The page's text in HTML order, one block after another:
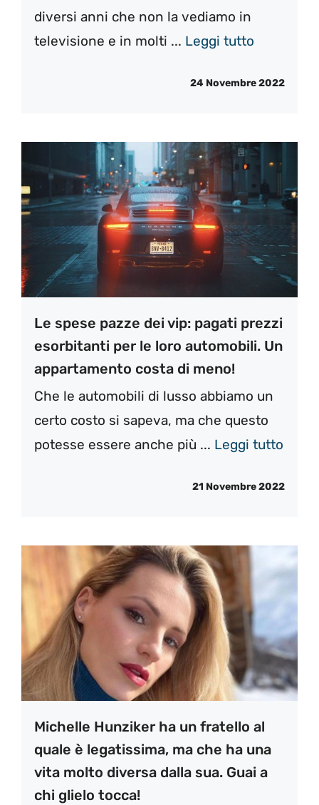
diversi anni che non la vediamo in
televisione e in molti ... Leggi tutto
24 Novembre 2022
Le spese pazze dei vip: pagati prezzi
esorbitanti per le loro automobili. Un
appartamento costa di meno!
Che le automobili di lusso abbiamo un
certo costo si sapeva, ma che questo
potesse essere anche più ... Leggi tutto
21 Novembre 2022
Michelle Hunziker ha un fratello al
quale è legatissima, ma che ha una
vita molto diversa dalla sua. Guai a
chi glielo tocca!